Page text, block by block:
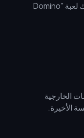
المكافآت يعني أنه يجب عليك الاحتفاظ باحتياطيات أكبر من الجواهر للمشاركة في جميع الأوضاع المؤهلة، بما في ذلك لعبة "Domino
في المنصات الخارجية